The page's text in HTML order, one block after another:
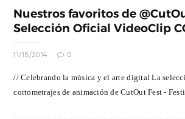
Nuestros favoritos de
Selección Oficial VideoClip
11/15/2014 0
// Celebrando la música y el arte digital La
cortometrajes de animación de CutOut Fest -